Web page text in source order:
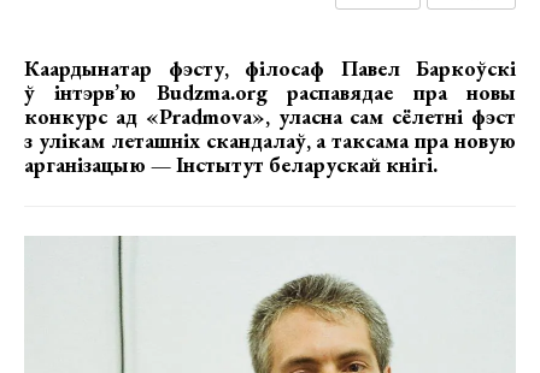
Каардынатар фэсту, філосаф Павел Баркоўскі
ў інтэрв’ю Budzma.org распавядае пра новы
конкурс ад «Pradmova», уласна сам сёлетні фэст
з улікам леташніх скандалаў, а таксама пра новую
арганізацыю — Інстытут беларускай кнігі.